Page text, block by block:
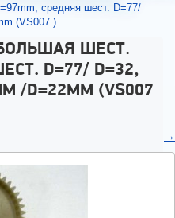
средняя шест. D=77/
(VS007 )
ШЕСТ.
D=77/ D=32,
/D=22MM (VS007
→